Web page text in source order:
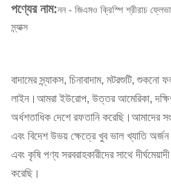
পণ্যের নাম:নন - জিএমও ক্রিস্পি শ্রীরাচ
স্ন্যাক্স
বাদামের স্ন্যাকস, চিনাবাদাম, মটরশুটি, শুকনো
লাইন।আমরা ইউরোপ, উত্তর আমেরিকা,
অর্ধশতাধিক দেশে রফতানি করেছি।আমাদের
এবং বিদেশ উভয় ক্ষেত্রে খুব ভাল খ্যাতি
এবং কৃষি পণ্য সরবরাহকারীদের সাথে
করেছি।